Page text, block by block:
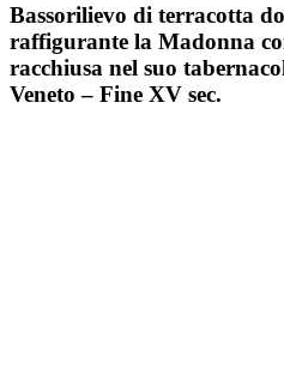
Bassorilievo di terracotta
raffigurante la Madonna
racchiusa nel suo
Veneto – Fine XV sec.